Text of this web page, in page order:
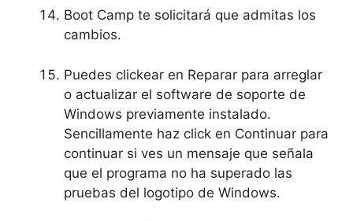
Boot Camp te solicitará que admitas los
cambios.
Puedes clickear en Reparar para arreglar
o actualizar el software de soporte de
Windows previamente instalado.
Sencillamente haz click en Continuar para
continuar si ves un mensaje que señala
que el programa no ha superado las
pruebas del logotipo de Windows.